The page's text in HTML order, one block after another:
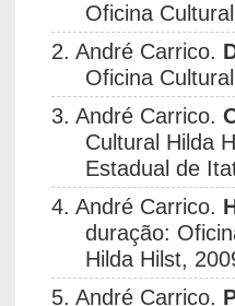
Oficina
2. André Carrico.
Oficina
3. André Carrico.
Cultural Hilda
Estadual de
4. André Carrico.
duração:
Hilda Hilst,
5. André Carrico.